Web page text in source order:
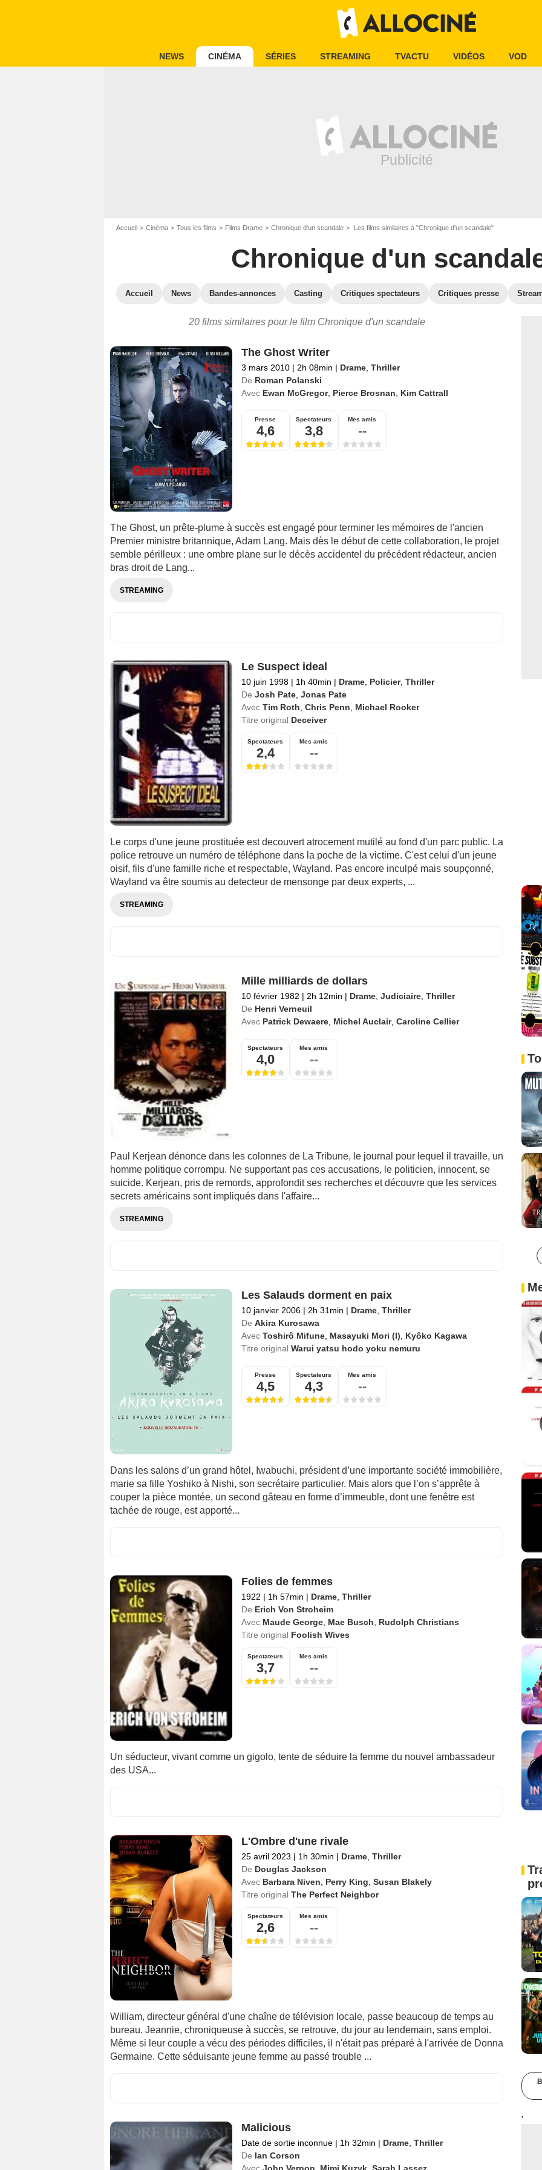
NEWS CINÉMA SÉRIES STREAMING TVACTU VIDÉOS VOD
Accueil Cinéma Tous les films Films Drame Chronique d'un scandale Les films similaires à "Chronique d'un scandale"
Chronique d'un
Accueil News Bandes-annonces Casting Critiques spectateurs Critiques presse
20 films similaires pour le film Chronique d'un scandale
The Ghost Writer
3 mars 2010 | 2h 08min | Drame, Thriller
De Roman Polanski
Avec Ewan McGregor, Pierce Brosnan Kim Cattrall
Presse
4,6
Spectateurs
3,8
Mes amis
--
The Ghost, un prête-plume à succès est engagé pour terminer les mémoires de l'ancien
Premier ministre britannique, Adam Lang. Mais dès le début de cette collaboration, le projet
semble périlleux : une ombre plane sur le décès accidentel du précédent rédacteur, ancien
bras droit de Lang...
STREAMING
Le Suspect ideal
10 juin 1998 | 1h 40min | Drame, Policier, Thriller
De Josh Pate, Jonas Pate
Avec Tim Roth Chris Penn
Michael Rooker
Titre original Deceiver
Spectateurs
2,4
Mes amis
--
Le corps d'une jeune prostituée est decouvert atrocement mutilé au fond d'un parc public. La
police retrouve un numéro de téléphone dans la poche de la victime. C'est celui d'un jeune
oisif, fils d'une famille riche et respectable, Wayland. Pas encore inculpé mais soupçonné,
Wayland va être soumis au detecteur de mensonge par deux experts, ...
STREAMING
Mille milliards de dollars
10 février 1982 | 2h 12min | Drame, Judiciaire, Thriller
De Henri Verneuil
Avec Patrick Dewaere, Michel Auclair, Caroline Cellier
Spectateurs
4,0
Mes amis
--
Paul Kerjean dénonce dans les colonnes de La Tribune, le journal pour lequel il travaille, un
homme politique corrompu. Ne supportant pas ces accusations, le politicien, innocent, se
suicide. Kerjean, pris de remords, approfondit ses recherches et découvre que les services
secrets américains sont impliqués dans l'affaire...
STREAMING
Les Salauds dorment en paix
10 janvier 2006 | 2h 31min | Drame, Thriller
De Akira Kurosawa
Avec Toshirô Mifune, Masayuki Mori (I)
Kyôko Kagawa
Titre original Warui yatsu hodo yoku nemuru
Presse
4,5
Spectateurs
4,3
Mes amis
--
Dans les salons d’un grand hôtel, Iwabuchi, président d’une importante société immobilière,
marie sa fille Yoshiko à Nishi, son secrétaire particulier. Mais alors que l’on s’apprête à
couper la pièce montée, un second gâteau en forme d’immeuble, dont une fenêtre est
tachée de rouge, est apporté...
Folies de femmes
1922 | 1h 57min | Drame, Thriller
De Erich Von Stroheim
Avec Maude George, Mae Busch
Rudolph Christians
Titre original Foolish Wives
Spectateurs
3,7
Mes amis
--
Un séducteur, vivant comme un gigolo, tente de séduire la femme du nouvel ambassadeur
des USA...
L'Ombre d'une rivale
25 avril 2023 | 1h 30min | Drame, Thriller
De Douglas Jackson
Avec Barbara Niven, Perry King, Susan Blakely
Titre original The Perfect Neighbor
Spectateurs
2,6
Mes amis
--
William, directeur général d'une chaîne de télévision locale, passe beaucoup de temps au
bureau. Jeannie, chroniqueuse à succès, se retrouve, du jour au lendemain, sans emploi.
Même si leur couple a vécu des périodes difficiles, il n'était pas préparé à l'arrivée de Donna
Germaine. Cette séduisante jeune femme au passé trouble ...
Malicious
Date de sortie inconnue | 1h 32min | Drame, Thriller
De Ian Corson
'